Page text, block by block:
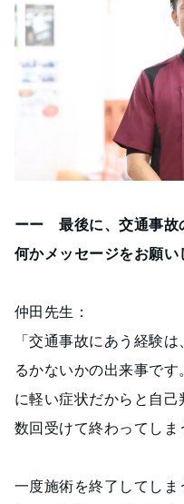
ーー 最後に、交通事故
何かメッセージをお願い
仲田先生：
「交通事故にあう経験
るかないかの出来事で
に軽い症状だからと自
数回受けて終わってしま
一度施術を終了してし